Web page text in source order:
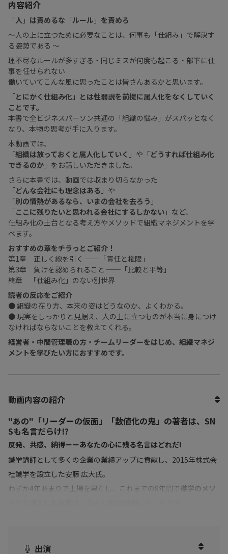
内容紹介
「人 」 は責めるな 「ルール 」 を責めろ
〜人の上に立つために必要なことは、何事も「仕組み」で解決す
る姿勢である 〜
理不尽なルールが多すぎる・同じミスが何度も起こる・部下に仕
事を任せられない
働いていてこんな風に思ったことは皆さんあるかと思います。
「とにかく仕組み化 」 とは性弱説を前提に属人化をなくしていく
ことです。
本書で全ビジネスパーソン共通の「組織の悩み」がスパッとなく
なり、本物の思考が手に入ります。
本動画では、
「組織は放っておくと属人化していく 」や「どうすれば仕組み化
できるのか 」をお話しいただきました。
さらに本書では、動画では収まり切らなかった
「どんな会社にも理念はある 」や
「別の情熱があるなら、いまの会社を去ろう 」
「ここに残りたいと思われる会社にするしかない 」など、
仕組み化の土台となる考え方やメソッドで組織マネジメントを学
べます。
おすすめの章をチラっとご紹介！
第1章 正しく線を引く ──「責任と権限」
第3章 負けを認められること ──「比較と平等」
終章 「仕組み化」のない別世界
読者の反応をご紹介
● 組織の在り方、本来の姿はどうなのか、よくわかる。
● 現実をしっかりと見据え、人の上に立つものが本当に身につけ
なければならないことを教えてくれる。
経営者・中間管理職の方・チームリーダーをはじめ、組織マネジ
メントを学びたい方におすすめです。
動画内容の紹介
"あの"「リーダーの仮面」「数値化の鬼」の著者は、SN
Sも名言だらけ!?
反発、共感、納得ーーあなたの心に残る名言はどれだ!
識学講師として多くの企業の業績アップに貢献し、2015年株式会
社識学を設立した安藤 広大氏。
わずか4年あまりで上場を果たし、これまでの8年間で識学のメソ
数々の偉業を成し遂げる安藤氏は、SNSでも偉才を放っていまし
出演